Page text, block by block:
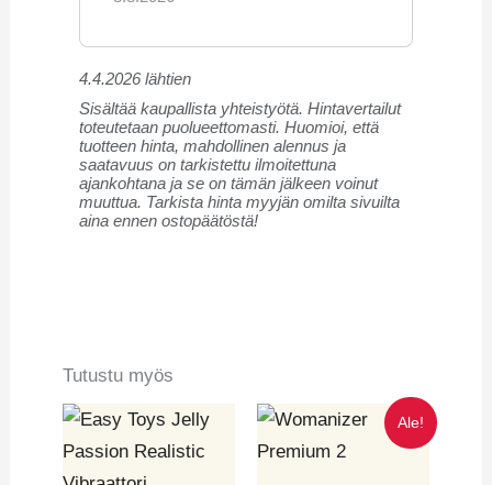
4.4.2026 lähtien
Sisältää kaupallista yhteistyötä. Hintavertailut
toteutetaan puolueettomasti. Huomioi, että
tuotteen hinta, mahdollinen alennus ja
saatavuus on tarkistettu ilmoitettuna
ajankohtana ja se on tämän jälkeen voinut
muuttua. Tarkista hinta myyjän omilta sivuilta
aina ennen ostopäätöstä!
Tutustu myös
Ale!
Alkuperäinen
oli:
Nykyinen
hinta